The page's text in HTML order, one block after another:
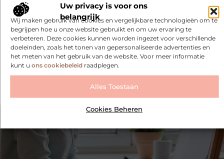
Uw privacy is voor ons
belangrijk
Wij maken gebruik van cookies en vergelijkbare technologieën om te
begrijpen hoe u onze website gebruikt en om uw ervaring te
verbeteren. Deze cookies kunnen worden ingezet voor verschillende
doeleinden, zoals het tonen van gepersonaliseerde advertenties en
het meten van het gebruik van de website. Voor meer informatie
kunt u ons cookiebeleidraadplegen.
Alles Toestaan
Cookies Beheren
Fitness
Geestelijke
gezondheid
Geneeskunde
Gewichtsverlies
vrouwen
HRV meten en
begrijpen
Nieuws en media
Onderwijs
Organisaties
veiligheid
Zintuigen